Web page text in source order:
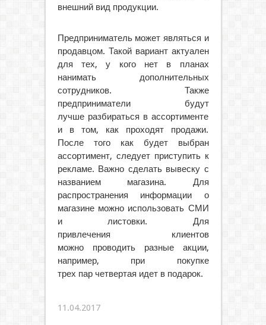
внешний вид продукции.
Предприниматель может являться и
продавцом. Такой вариант актуален
для тех, у кого нет в планах
нанимать дополнительных
сотрудников. Также
предприниматели будут
лучше разбираться в ассортименте
и в том, как проходят продажи.
После того как будет выбран
ассортимент, следует приступить к
рекламе. Важно сделать вывеску с
названием магазина. Для
распространения информации о
магазине можно использовать СМИ
и листовки. Для
привлечения клиентов
можно проводить разные акции,
например, при покупке
трех пар четвертая идет в подарок.
11.04.2017